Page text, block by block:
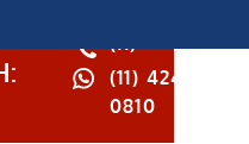
(11) 4246-
0810